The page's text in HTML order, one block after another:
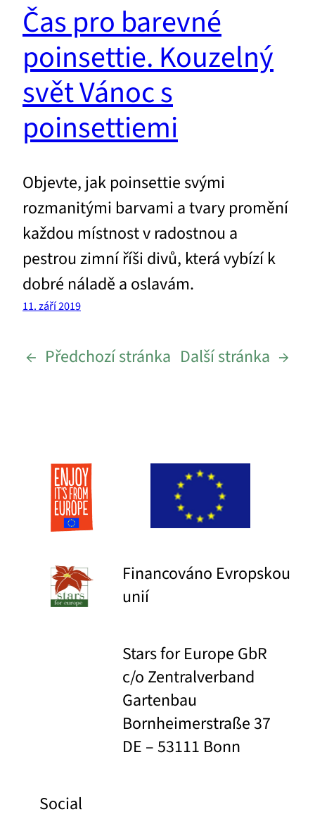
Čas pro barevné
poinsettie. Kouzelný
svět Vánoc s
poinsettiemi
Objevte, jak poinsettie svými
rozmanitými barvami a tvary promění
každou místnost v radostnou a
pestrou zimní říši divů, která vybízí k
dobré náladě a oslavám.
11. září 2019
← Předchozí stránka Další stránka →
Financováno Evropskou
unií
Stars for Europe GbR
c/o Zentralverband
Gartenbau
Bornheimerstraße 37
DE – 53111 Bonn
Social